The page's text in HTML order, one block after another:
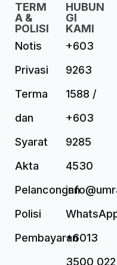
TERM
A &
POLISI
Notis
Privasi
Terma
dan
Syarat
Akta
Pelancongan
Polisi
Pembayaran
HUBUN
GI
KAMI
+603
9263
1588 /
+603
9285
4530
+6013
3500 022